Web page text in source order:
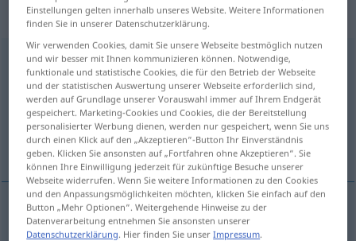
„houx“: masculin
houx [u]m
Übersicht aller Übersetzungen
(Für mehr Details die Übersetzung anklicken/antippen)
Stechpalme, Ilex
Stechpalmef houx
Einstellungen gelten innerhalb unseres Website. Weitere Informationen
finden Sie in unserer Datenschutzerklärung.
Wir verwenden Cookies, damit Sie unsere Webseite bestmöglich nutzen
und wir besser mit Ihnen kommunizieren können. Notwendige,
funktionale und statistische Cookies, die für den Betrieb der Webseite
und der statistischen Auswertung unserer Webseite erforderlich sind,
werden auf Grundlage unserer Vorauswahl immer auf Ihrem Endgerät
gespeichert. Marketing-Cookies und Cookies, die der Bereitstellung
personalisierter Werbung dienen, werden nur gespeichert, wenn Sie uns
durch einen Klick auf den „Akzeptieren“-Button Ihr Einverständnis
geben. Klicken Sie ansonsten auf „Fortfahren ohne Akzeptieren“. Sie
können Ihre Einwilligung jederzeit für zukünftige Besuche unserer
Webseite widerrufen. Wenn Sie weitere Informationen zu den Cookies
und den Anpassungsmöglichkeiten möchten, klicken Sie einfach auf den
Button „Mehr Optionen“. Weitergehende Hinweise zu der
Datenverarbeitung entnehmen Sie ansonsten unserer
Datenschutzerklärung. Hier finden Sie unserImpressum.